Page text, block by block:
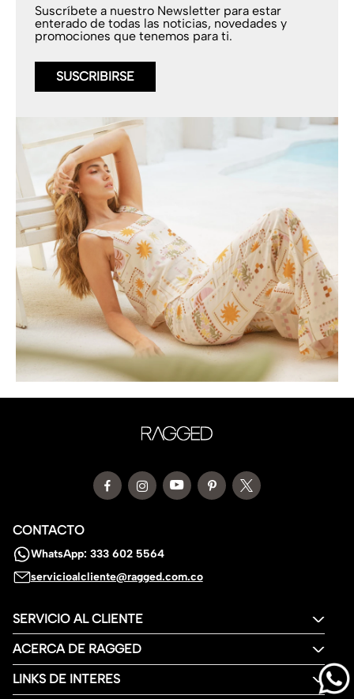
Suscríbete a nuestro Newsletter para estar
enterado de todas las noticias, novedades y
promociones que tenemos para ti.
SUSCRIBIRSE
CONTACTO
WhatsApp: 333 602 5564
servicioalcliente@ragged.com.co
SERVICIO AL CLIENTE
ACERCA DE RAGGED
LINKS DE INTERES